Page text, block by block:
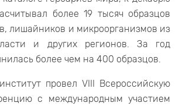
более 19 тысяч образцов
лишайников и микроорганизмов из
и других регионов. За год
более чем на 400 образцов.
провел VIII Всероссийскую
с международным участием